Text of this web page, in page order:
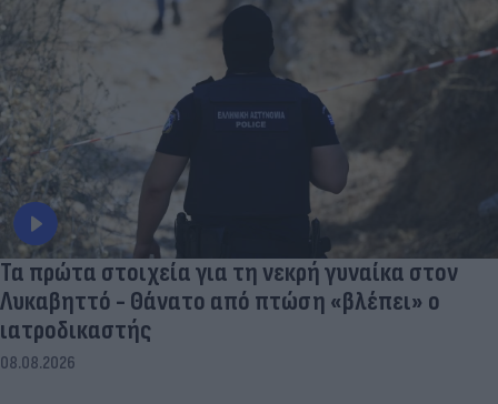
Τα πρώτα στοιχεία για τη νεκρή γυναίκα στον
Λυκαβηττό - Θάνατο από πτώση «βλέπει» ο
ιατροδικαστής
08.08.2026